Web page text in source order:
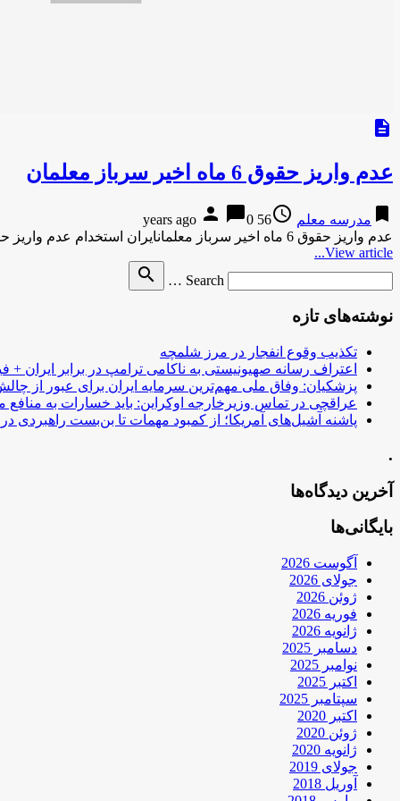
description
عدم واریز حقوق 6 ماه اخیر سرباز معلمان
bookmark مدرسه معلم access_time
56 years ago
person chat_bubble0
عدم واریز حقوق 6 ماه اخیر سرباز معلمانایران استخدام عدم واریز حقوق 6 ماه اخیر سرباز معلمان ایران استخدامعدم واریز …
View article...
Search …
search
نوشته‌های تازه
تکذیب وقوع انفجار در مرز شلمچه
اعتراف رسانه صهیونیستی به ناکامی ترامپ در برابر ایران +
پزشکیان: وفاق ملی مهم‌ترین سرمایه ایران برای عبور از
عراقچی در تماس وزیرخارجه اوکراین: باید خسارات به منافع
پاشنه آشیل‌های آمریکا؛ از کمبود مهمات تا بن‌بست راهبردی در
.
آخرین دیدگاه‌ها
بایگانی‌ها
آگوست 2026
جولای 2026
ژوئن 2026
فوریه 2026
ژانویه 2026
دسامبر 2025
نوامبر 2025
اکتبر 2025
سپتامبر 2025
اکتبر 2020
ژوئن 2020
ژانویه 2020
جولای 2019
آوریل 2018